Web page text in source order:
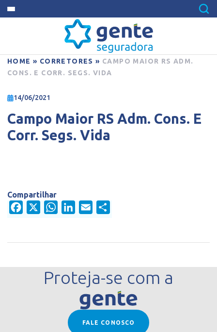
HOME » CORRETORES » CAMPO MAIOR RS ADM.
CONS. E CORR. SEGS. VIDA
14/06/2021
Campo Maior RS Adm. Cons. E
Corr. Segs. Vida
Compartilhar
Facebook
WhatsAppLinkedIn
Email
Proteja-se com a
FALE CONOSCO